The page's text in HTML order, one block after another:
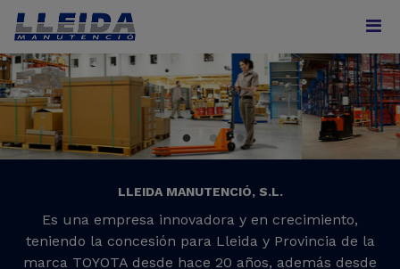
LLEIDA MANUTENCIÓ, S.L.
Es una empresa innovadora y en crecimiento,
teniendo la concesión para Lleida y Provincia de la
marca TOYOTA desde hace 20 años, además desde